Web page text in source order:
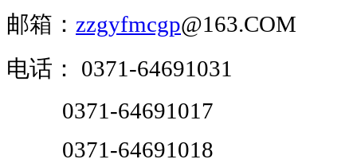
邮箱： zzgyfmcgp@163.COM
电话：
0371-64691031
0371-64691017
0371-64691018